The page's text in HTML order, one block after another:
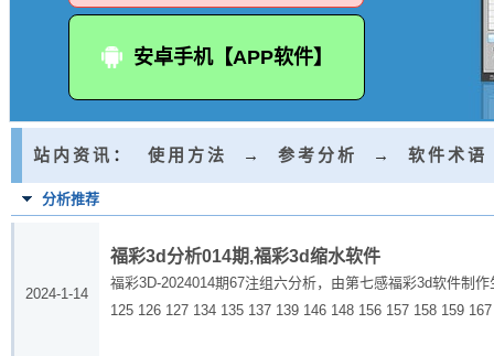
安卓手机【APP软件】
站内资讯 ： 使用方法 → 参考分析 → 软件术语
分析推荐
2024-1-14
福彩3d分析014期,福彩3d缩水软件
福彩3D-2024014期67注组六分析，由第七感福彩3d软件制
125 126 127 134 135 137 139 146 148 156 157 158 159